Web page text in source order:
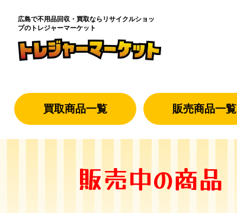
広島で不用品回収・買取なら リサイクルショッ
プのトレジャーマーケット
買取商品一覧 販売商品一覧
販売中の商品